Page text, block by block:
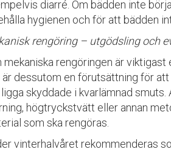
diarré. Om bädden inte
hygienen och för att bädden
rengöring – utgödsling och
mekaniska rengöringen är
är dessutom en förutsättning för
ligga skyddade i kvarlämnad
högtryckstvätt eller annan
som ska rengöras.
vinterhalvåret rekommenderas